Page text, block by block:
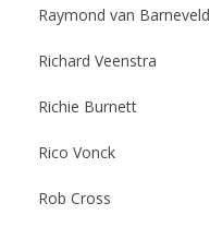
Raymond van Barneveld
Richard Veenstra
Richie Burnett
Rico Vonck
Rob Cross